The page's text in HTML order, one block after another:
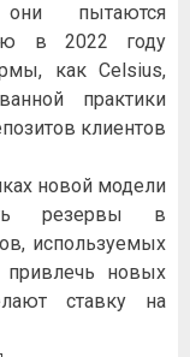
пытаются
в 2022 году
как Celsius,
практики
клиентов
новой модели
резервы в
используемых
новых
ставку на